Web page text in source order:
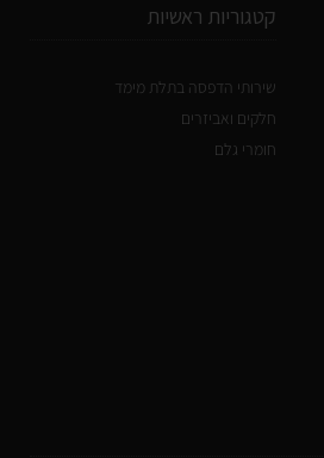
קטגוריות ראשיות
שירותי הדפסה בתלת מימד
חלקים ואביזרים
חומרי גלם